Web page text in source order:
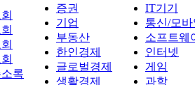
록
증권
기업
부동산
한인경제
글로벌경제
생활경제
IT기기
통신/모
소프트웨
인터넷
게임
과학